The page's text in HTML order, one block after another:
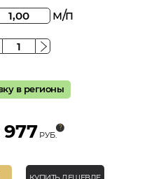
м/п
в регионы
977 РУБ.